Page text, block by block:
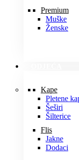
Premium
Muške
Ženske
Kape
Pletene
Šeširi
Šilterice
Flis
Jakne
Dodaci